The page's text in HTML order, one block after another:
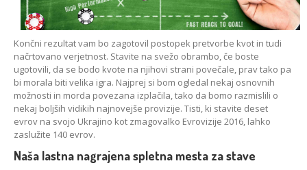
Končni rezultat vam bo zagotovil postopek pretvorbe kvot in tudi
načrtovano verjetnost. Stavite na svežo obrambo, če boste
ugotovili, da se bodo kvote na njihovi strani povečale, prav tako pa
bi morala biti velika igra. Najprej si bom ogledal nekaj osnovnih
možnosti in morda povezana izplačila, tako da bomo razmislili o
nekaj boljših vidikih najnovejše provizije. Tisti, ki stavite deset
evrov na svojo Ukrajino kot zmagovalko Evrovizije 2016, lahko
zaslužite 140 evrov.
Naša lastna nagrajena spletna mesta za stave